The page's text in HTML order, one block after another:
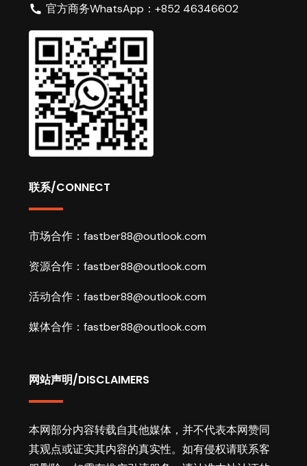
官方商务WhatsApp： +852 46346602
联系/CONNECT
市场合作： fastber88@outlook.com
资源合作： fastber88@outlook.com
活动合作： fastber88@outlook.com
媒体合作： fastber88@outlook.com
网站声明/DISCLAIMERS
本网部分内容转载自其他媒体，并不代表本网赞同
其观点或证实其内容的真实性。如有侵权请联系客